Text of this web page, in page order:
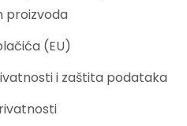
proizvoda
(EU)
i zaštita podataka